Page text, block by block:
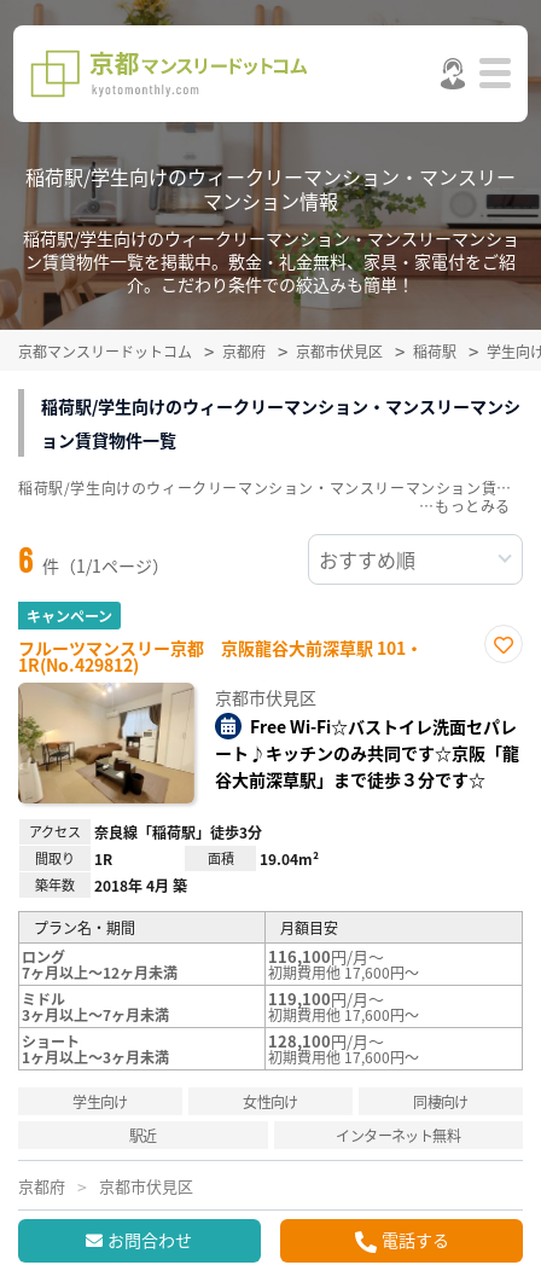
稲荷駅/学生向けのウィークリーマンション・マンスリー
マンション情報
稲荷駅/学生向けのウィークリーマンション・マンスリーマンショ
ン賃貸物件一覧を掲載中。敷金・礼金無料、家具・家電付をご紹
介。こだわり条件での絞込みも簡単！
京都マンスリードットコム 京都府 京都市伏見区 稲荷駅 学生向
稲荷駅/学生向けのウィークリーマンション・マンスリーマンシ
ョン賃貸物件一覧
6 件（1/1ページ）
キャンペーン
フルーツマンスリー京都 京阪龍谷大前深草駅 101・
1R(No.429812)
録
京都市伏見区
Free Wi-Fi☆バストイレ洗面セパレ
ート♪キッチンのみ共同です☆京阪「龍
谷大前深草駅」まで徒歩３分です☆
アクセス 奈良線「稲荷駅」徒歩3分
間取り 1R 面積 19.04m²
築年数 2018年 4月 築
プラン名・期間
月額目安
ロング
7ヶ月以上～12ヶ月未満
116,100円/月～
初期費用他 17,600円～
ミドル
3ヶ月以上～7ヶ月未満
119,100円/月～
初期費用他 17,600円～
ショート
1ヶ月以上～3ヶ月未満
128,100円/月～
初期費用他 17,600円～
学生向け 女性向け
同棲向け
駅近
インターネット無料
京都府 京都市伏見区
お問合わせ 電話する
稲荷駅/学生向けのウィークリーマンション・マンスリーマンション賃貸物件一覧を掲載中。敷金・礼金無料、家具・家電付をご紹介。こだわり条件での絞込みも簡単！
…